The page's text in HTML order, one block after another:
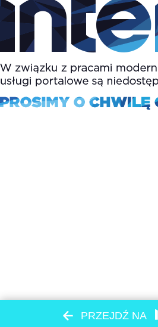
PRZEJDŹ NA